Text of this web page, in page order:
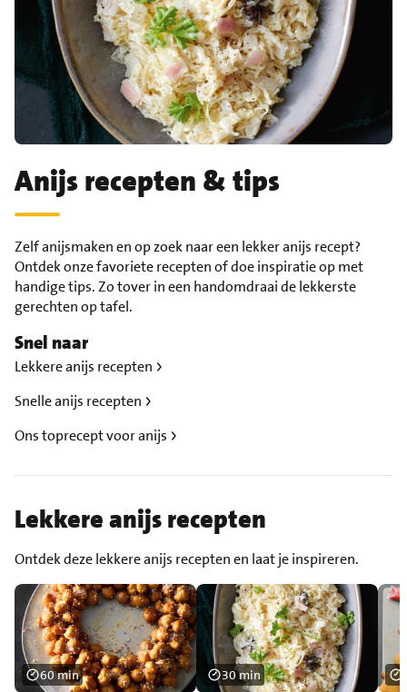
Anijs recepten & tips
Zelf anijsmaken en op zoek naar een lekker anijs recept?
Ontdek onze favoriete recepten of doe inspiratie op met
handige tips. Zo tover in een handomdraai de lekkerste
gerechten op tafel.
Snel naar
Lekkere anijs recepten
Snelle anijs recepten
Ons toprecept voor anijs
Lekkere anijs recepten
Ontdek deze lekkere anijs recepten en laat je inspireren.
60 min 30 min